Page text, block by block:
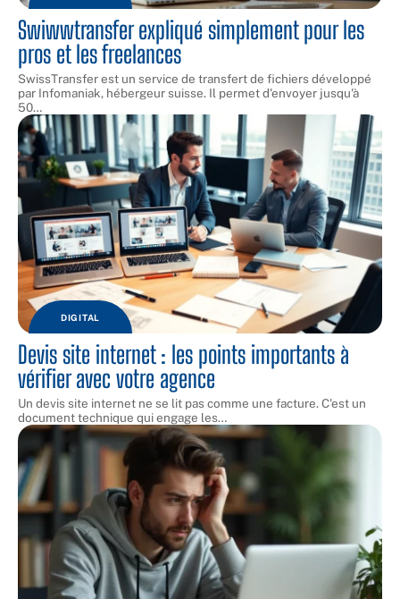
Swiwwtransfer expliqué simplement pour les
pros et les freelances
SwissTransfer est un service de transfert de fichiers développé
par Infomaniak, hébergeur suisse. Il permet d'envoyer jusqu'à
50…
DIGITAL
Devis site internet : les points importants à
vérifier avec votre agence
Un devis site internet ne se lit pas comme une facture. C'est un
document technique qui engage les…